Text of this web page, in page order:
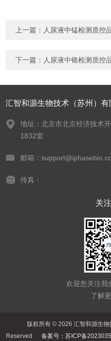
上一篇： 人尿液中锰检测质控
下一篇： 人尿液中铬检测质控
汇智和源生物技术（苏州）有
地址：北京市北京经济技术
1832室
邮箱：
传真：
关
欢迎您关注我
了解
版权所有 © 2026 汇智和源生
Reserved 备案号：苏ICP备